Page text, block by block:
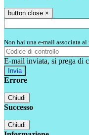
button close ×
Non hai una e-mail associata
E-mail inviata, si prega di
Errore
Chiudi
Successo
Chiudi